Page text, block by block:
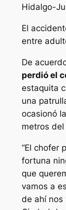
Hidalgo-
El
entre
De
perdió el
estaquita
una
ocasionó
metros del
“El chofer
fortuna
que
vamos a
de ahí nos